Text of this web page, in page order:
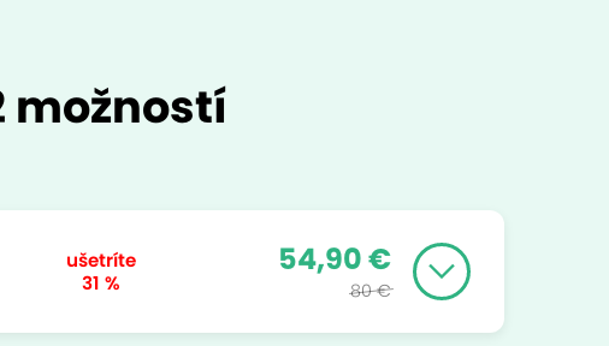
možností
ušetríte
31 %
54,90 €
80 €